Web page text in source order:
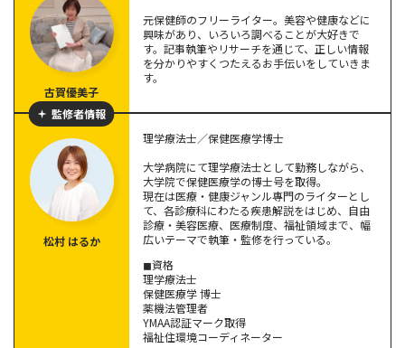
高い伸縮性で脱ぎ着が簡単
私服になじむ、普段使いしやすいデザイン
季節に合わせて使いやすい機能設計
【口コミは本当？】ベルシリーズ着圧レギンスの評判を
SNS・レビューサイトから徹底調査！
良い口コミ1.タイツ特有の蒸れがない
良い口コミ2.カラーバリエーションが豊富でかわいい
良い口コミ3. 足のラインをすっきり見せてくれる
良い口コミ4. ほどよい引き締め感がクセになる
良い口コミ5. 長時間履いても疲れにくい
悪い口コミ1.価格が高め
悪い口コミ2.スリット部分がめくれて気になる
悪い口コミ3. サイズが合いにくい
悪い口コミ4. 履くのがやや大変
ベルシリーズ着圧レギンスサイズで失敗しないサイズの選び
古賀優美子
元保健師のフリーライター。美容や健康などに
興味があり、いろいろ調べることが大好きで
す。記事執筆やリサーチを通じて、正しい情報
を分かりやすくつたえるお手伝いをしていきま
す。
監修者情報
松村 はるか
理学療法士／保健医療学博士
大学病院にて理学療法士として勤務しながら、
大学院で保健医療学の博士号を取得。
現在は医療・健康ジャンル專門のライターとし
て、各診療科にわたる疾患解説をはじめ、自由
診療・美容医療、医療制度、福祉領域まで、幅
広いテーマで執筆・監修を行っている。
◼︎資格
理学療法士
保健医療学 博士
薬機法管理者
YMAA認証マーク取得
福祉住環境コーディネーター